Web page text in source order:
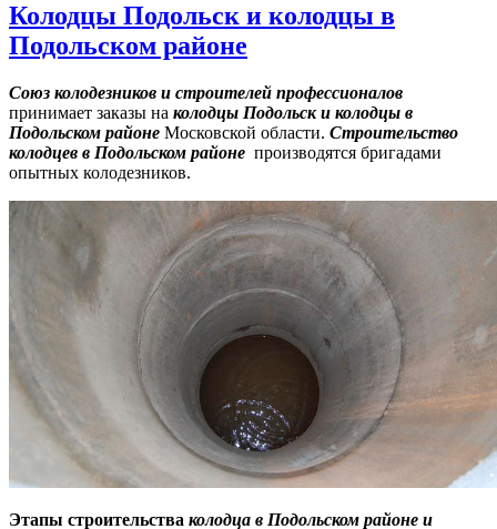
Колодцы Подольск и колодцы в
Подольском районе
Союз колодезников и строителей профессионалов
принимает заказы на колодцы Подольск и колодцы в
Подольском районе Московской области. Строительство
колодцев в Подольском районе производятся бригадами
опытных колодезников.
Этапы строительства колодца в Подольском районе и